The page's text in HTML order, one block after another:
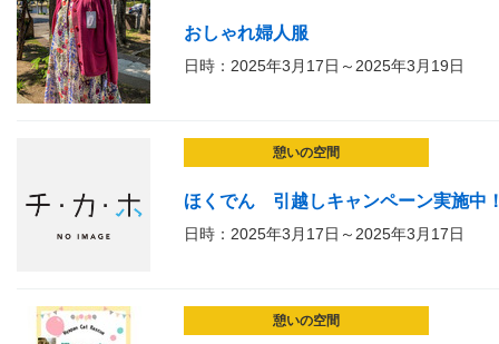
おしゃれ婦人服
日時：2025年3月17日～2025年3月19日
憩いの空間
ほくでん 引越しキャンペーン実施中
日時：2025年3月17日～2025年3月17日
憩いの空間